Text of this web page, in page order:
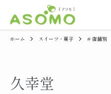
ホーム スイーツ・菓子 # 店舗別
久幸堂